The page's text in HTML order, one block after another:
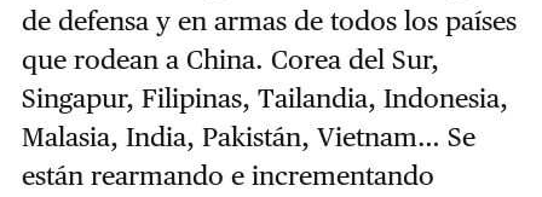
de defensa y en armas de todos los países
que rodean a China. Corea del Sur,
Singapur, Filipinas, Tailandia, Indonesia,
Malasia, India, Pakistán, Vietnam… Se
están rearmando e incrementando